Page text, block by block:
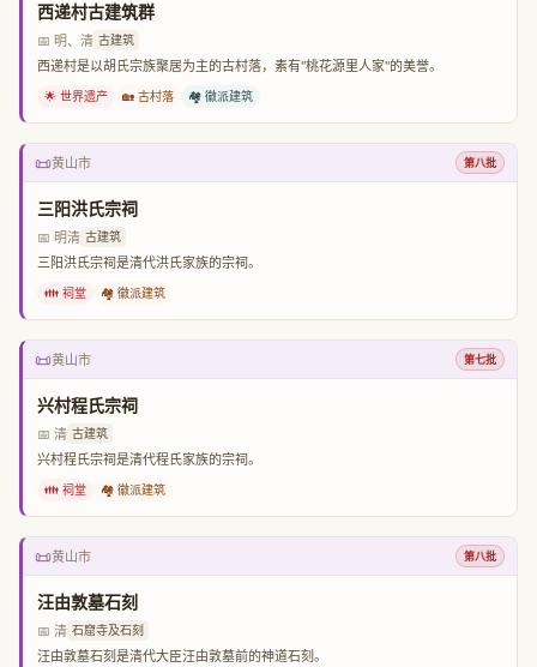
西递村古建筑群
📅 明、清 古建筑
西递村是以胡氏宗族聚居为主的古村落，素有"桃花源里人家"的美誉。
🌟 世界遗产 🏡 古村落 🏘️ 徽派建筑
📜黄山市 第八批
三阳洪氏宗祠
📅 明清 古建筑
三阳洪氏宗祠是清代洪氏家族的宗祠。
👪 祠堂 🏘️ 徽派建筑
📜黄山市 第七批
兴村程氏宗祠
📅 清 古建筑
兴村程氏宗祠是清代程氏家族的宗祠。
👪 祠堂 🏘️ 徽派建筑
📜黄山市 第八批
汪由敦墓石刻
📅 清 石窟寺及石刻
汪由敦墓石刻是清代大臣汪由敦墓前的神道石刻。